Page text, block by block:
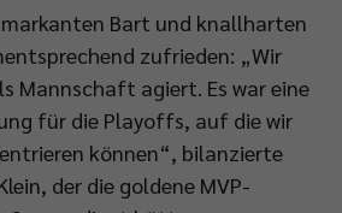
Bart und knallharten
zufrieden: „Wir
Mannschaft agiert. Es war eine
für die Playoffs, auf die wir
können“, bilanzierte
der die goldene MVP-